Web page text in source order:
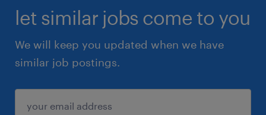
let similar jobs come to you
We will keep you updated when we have
similar job postings.